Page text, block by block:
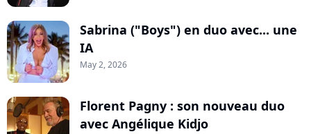
Sabrina ("Boys") en duo avec... une
IA
May 2, 2026
Florent Pagny : son nouveau duo
avec Angélique Kidjo